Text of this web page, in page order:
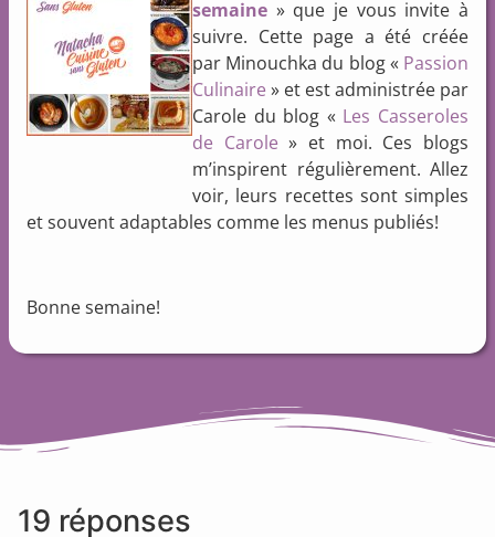
semaine » que je vous invite à
suivre. Cette page a été créée
par Minouchka du blog « Passion
Culinaire» et est administrée par
Carole du blog « Les Casseroles
de Carole» et moi. Ces blogs
m’inspirent régulièrement. Allez
voir, leurs recettes sont simples
et souvent adaptables comme les menus publiés!
Bonne semaine!
19 réponses